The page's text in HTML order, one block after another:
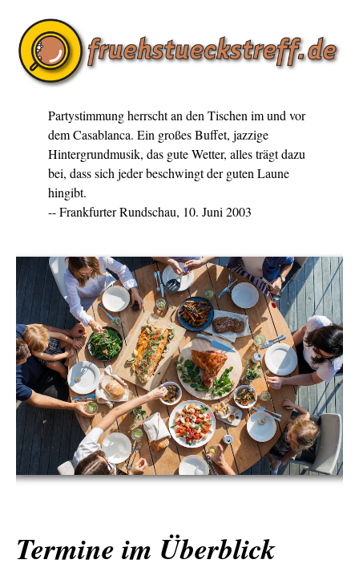
Partystimmung herrscht an den Tischen im und vor
dem Casablanca. Ein großes Buffet, jazzige
Hintergrundmusik, das gute Wetter, alles trägt dazu
bei, dass sich jeder beschwingt der guten Laune
hingibt.
-- Frankfurter Rundschau, 10. Juni 2003
Termine im Überblick